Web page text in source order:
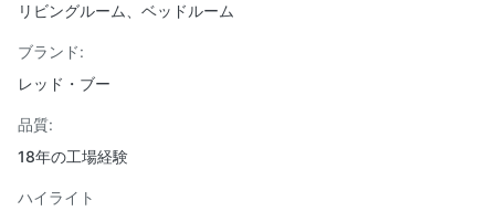
リビングルーム、ベッドルーム
ブランド:
レッド・ブー
品質:
18年の工場経験
ハイライト